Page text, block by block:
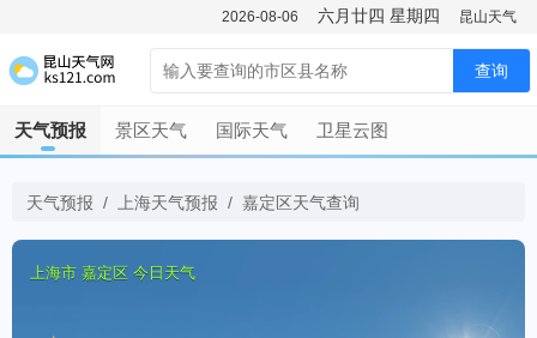
2026-08-06 六月廿四 星期四 昆山天气
查询
天气预报 景区天气 国际天气 卫星云图
天气预报 / 上海天气预报 / 嘉定区天气查询
上海市 嘉定区 今日天气